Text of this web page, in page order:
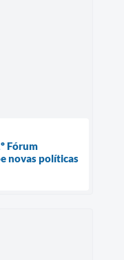
Fórum
novas políticas